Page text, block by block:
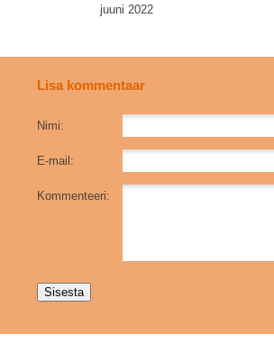
juuni 2022
Lisa kommentaar
Nimi:
E-mail:
Kommenteeri: